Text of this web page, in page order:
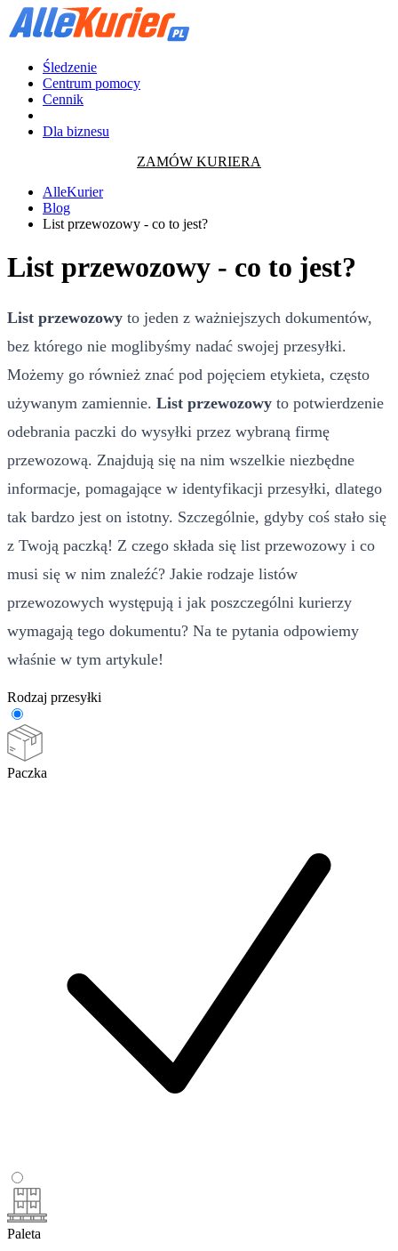
Śledzenie
Centrum pomocy
Cennik
Dla biznesu
ZAMÓW KURIERA
AlleKurier
Blog
List przewozowy - co to jest?
List przewozowy - co to jest?
List przewozowy to jeden z ważniejszych dokumentów,
bez którego nie moglibyśmy nadać swojej przesyłki.
Możemy go również znać pod pojęciem etykieta, często
używanym zamiennie. List przewozowy to potwierdzenie
odebrania paczki do wysyłki przez wybraną firmę
przewozową. Znajdują się na nim wszelkie niezbędne
informacje, pomagające w identyfikacji przesyłki, dlatego
tak bardzo jest on istotny. Szczególnie, gdyby coś stało się
z Twoją paczką! Z czego składa się list przewozowy i co
musi się w nim znaleźć? Jakie rodzaje listów
przewozowych występują i jak poszczególni kurierzy
wymagają tego dokumentu? Na te pytania odpowiemy
właśnie w tym artykule!
Rodzaj przesyłki
Paczka
Paleta